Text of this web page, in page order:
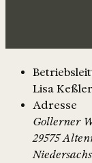
Lisa Keßler
Adresse
Gollerner
29575